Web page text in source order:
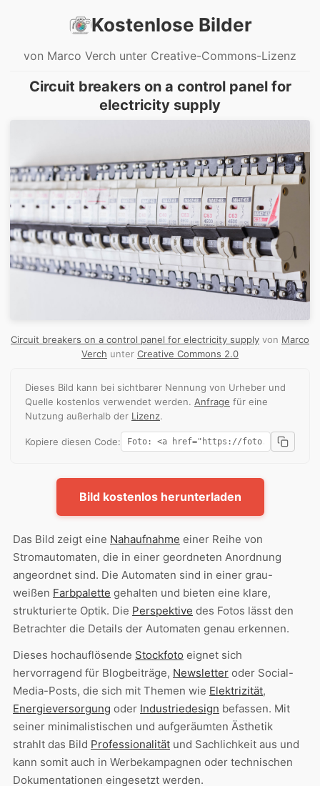
Kostenlose Bilder
von Marco Verch unter Creative-Commons-Lizenz
Circuit breakers on a control panel for
electricity supply
Circuit breakers on a control panel for electricity supply von Marco
Verch unter Creative Commons 2.0
Dieses Bild kann bei sichtbarer Nennung von Urheber und
Quelle kostenlos verwendet werden. Anfrage für eine
Nutzung außerhalb der Lizenz.
Kopiere diesen Code:
Bild kostenlos herunterladen
Das Bild zeigt eine Nahaufnahme einer Reihe von
Stromautomaten, die in einer geordneten Anordnung
angeordnet sind. Die Automaten sind in einer grau-
weißen Farbpalette gehalten und bieten eine klare,
strukturierte Optik. Die Perspektive des Fotos lässt den
Betrachter die Details der Automaten genau erkennen.
Dieses hochauflösende Stockfoto eignet sich
hervorragend für Blogbeiträge, Newsletter oder Social-
Media-Posts, die sich mit Themen wie Elektrizität,
Energieversorgung oder Industriedesign befassen. Mit
seiner minimalistischen und aufgeräumten Ästhetik
strahlt das Bild Professionalität und Sachlichkeit aus und
kann somit auch in Werbekampagnen oder technischen
Dokumentationen eingesetzt werden.